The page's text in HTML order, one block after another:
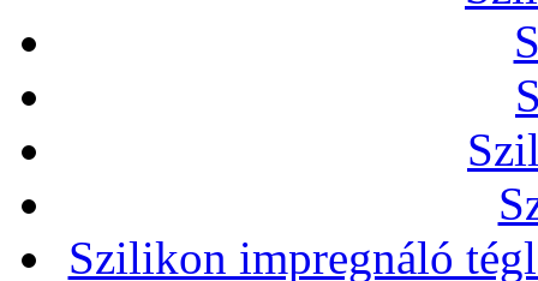
Szilikon impregnáló